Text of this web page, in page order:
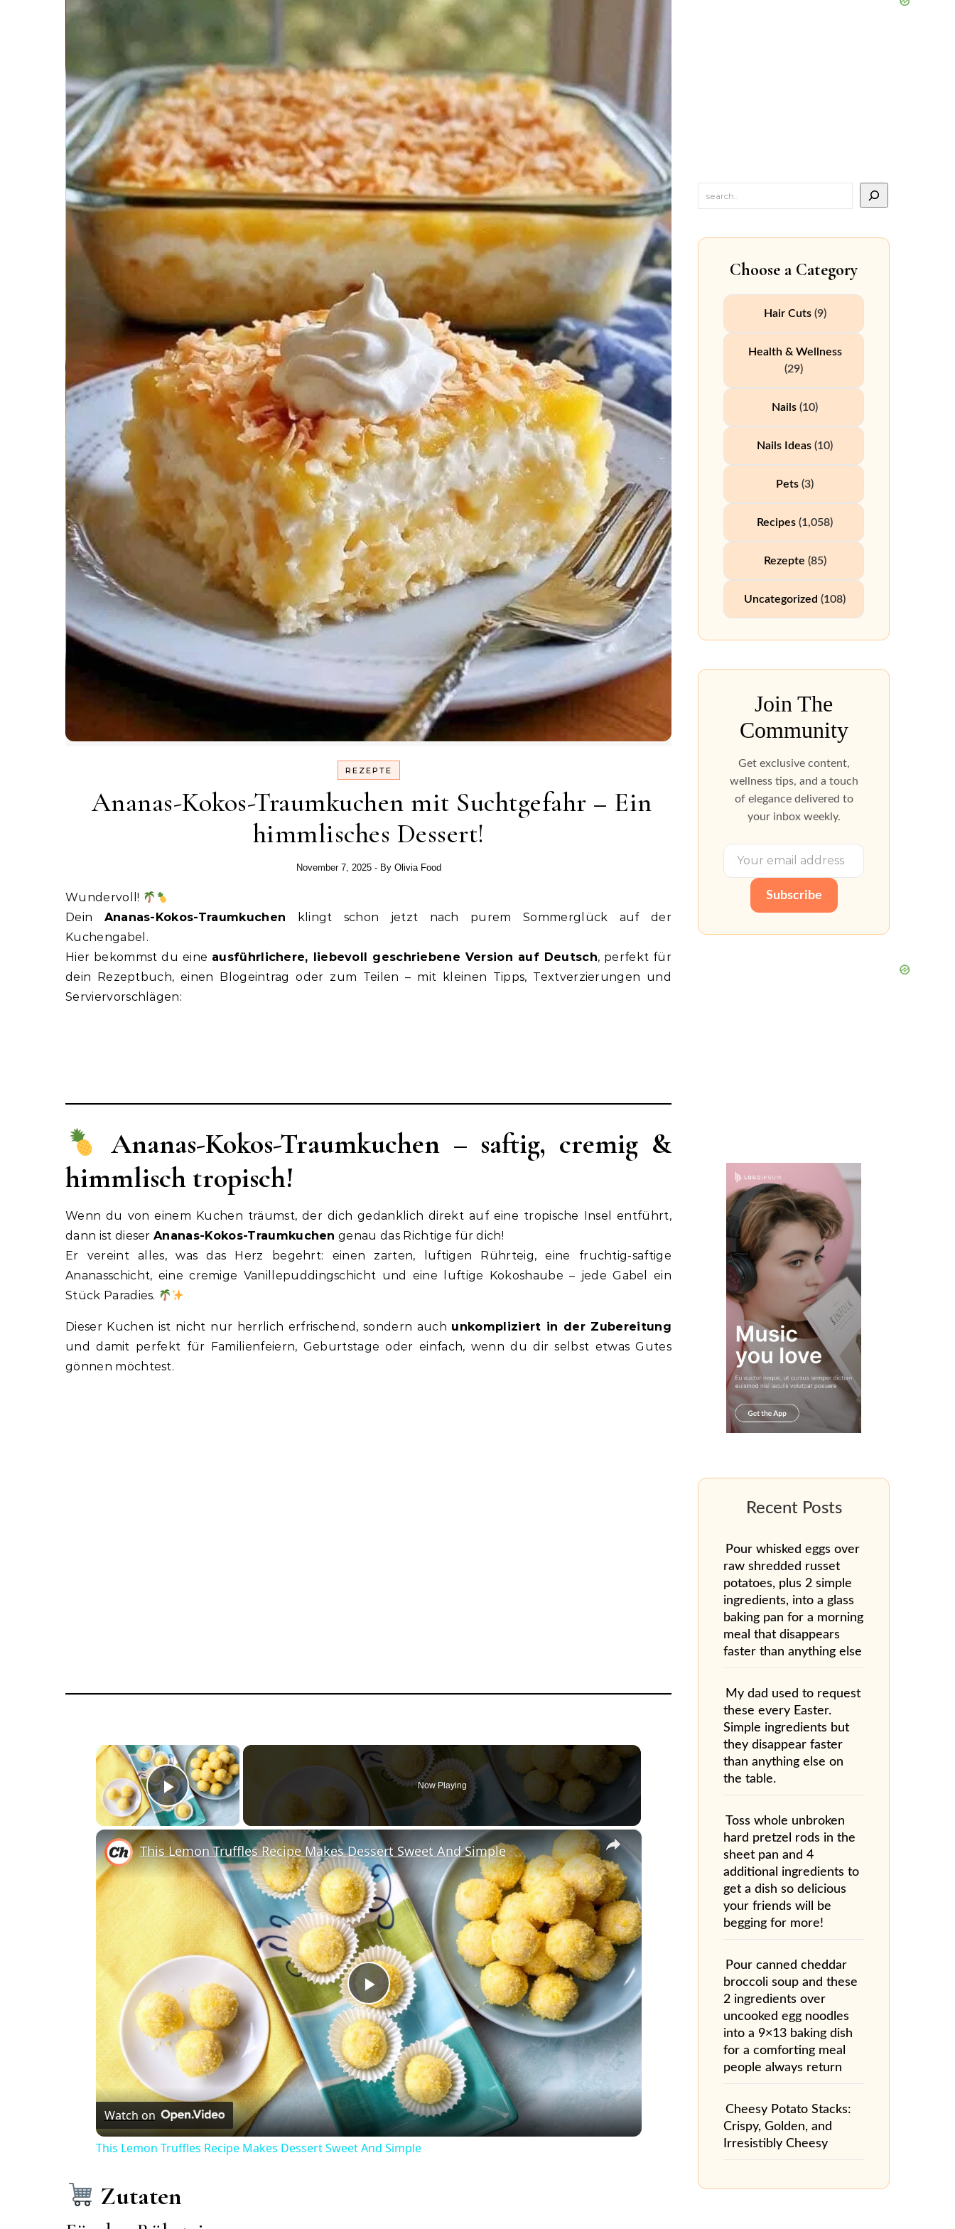
REZEPTE
Ananas-Kokos-Traumkuchen mit Suchtgefahr – Ein
himmlisches Dessert!
November 7, 2025 - By Olivia Food
Wundervoll!
Dein Ananas-Kokos-Traumkuchen klingt schon jetzt nach purem Sommerglück auf der
Kuchengabel.
Hier bekommst du eine ausführlichere, liebevoll geschriebene Version auf Deutsch, perfekt für
dein Rezeptbuch, einen Blogeintrag oder zum Teilen – mit kleinen Tipps, Textverzierungen und
Serviervorschlägen:
Ananas-Kokos-Traumkuchen – saftig, cremig &
himmlisch tropisch!
Wenn du von einem Kuchen träumst, der dich gedanklich direkt auf eine tropische Insel entführt,
dann ist dieserAnanas-Kokos-Traumkuchen genau das Richtige für dich!
Er vereint alles, was das Herz begehrt: einen zarten, luftigen Rührteig, eine fruchtig-saftige
Ananasschicht, eine cremige Vanillepuddingschicht und eine luftige Kokoshaube – jede Gabel ein
Stück Paradies.
Dieser Kuchen ist nicht nur herrlich erfrischend, sondern auch unkompliziert in der Zubereitung
und damit perfekt für Familienfeiern, Geburtstage oder einfach, wenn du dir selbst etwas Gutes
gönnen möchtest.
×
Play Video
Now Playing
×
Play
Video
This Lemon Truffles Recipe Makes Dessert Sweet And Simple
Watch on
This Lemon Truffles Recipe Makes Dessert Sweet And Simple
Zutaten
Choose a Category
Hair Cuts(9)
Health & Wellness
(29)
Nails (10)
Nails Ideas (10)
Pets (3)
Recipes (1,058)
Rezepte (85)
Uncategorized (108)
Join The
Community
Get exclusive content,
wellness tips, and a touch
of elegance delivered to
your inbox weekly.
Subscribe
Pour whisked eggs over
raw shredded russet
potatoes, plus 2 simple
ingredients, into a glass
baking pan for a morning
meal that disappears
faster than anything else
My dad used to request
these every Easter.
Simple ingredients but
they disappear faster
than anything else on
the table.
Toss whole unbroken
hard pretzel rods in the
sheet pan and 4
additional ingredients to
get a dish so delicious
your friends will be
begging for more!
Pour canned cheddar
broccoli soup and these
2 ingredients over
uncooked egg noodles
into a 9×13 baking dish
for a comforting meal
people always return
Cheesy Potato Stacks:
Crispy, Golden, and
Irresistibly Cheesy